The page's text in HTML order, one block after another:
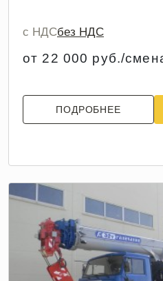
с НДСбез НДС
от 22 000 руб./
ПОДРОБНЕЕ